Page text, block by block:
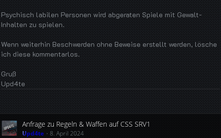
Psychisch labilen Personen wird abgeraten Spiele mit Gewalt-
Inhalten zu spielen.
Wenn weiterhin Beschwerden ohne Beweise erstellt werden, lösche
ich diese kommentarlos.
Gruß
Upd4te
Anfrage zu Regeln & Waffen auf CSS SRV1
Upd4te 8. April 2024